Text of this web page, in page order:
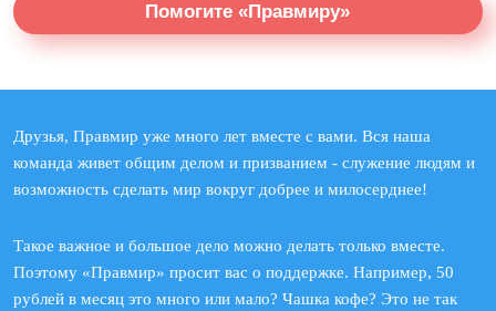
Помогите «Правмиру»
Друзья, Правмир уже много лет вместе с вами. Вся наша
команда живет общим делом и призванием - служение людям и
возможность сделать мир вокруг добрее и милосерднее!
Такое важное и большое дело можно делать только вместе.
Поэтому «Правмир» просит вас о поддержке. Например, 50
рублей в месяц это много или мало? Чашка кофе? Это не так